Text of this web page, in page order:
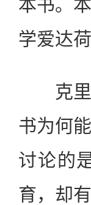
本书。
学爱达
克里
书为何
讨论的
育，却